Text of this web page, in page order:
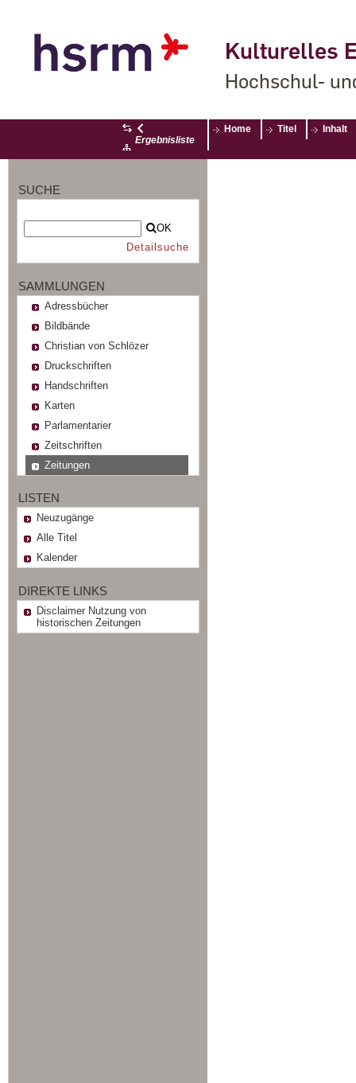
Kulturelles
Hochschul-
Ergebnisliste
Home Titel Inhalt
SUCHE
OK
Detailsuche
SAMMLUNGEN
Adressbücher
Bildbände
Christian von Schlözer
Druckschriften
Handschriften
Karten
Parlamentarier
Zeitschriften
Zeitungen
LISTEN
Neuzugänge
Alle Titel
Kalender
DIREKTE LINKS
Disclaimer Nutzung von
historischen Zeitungen